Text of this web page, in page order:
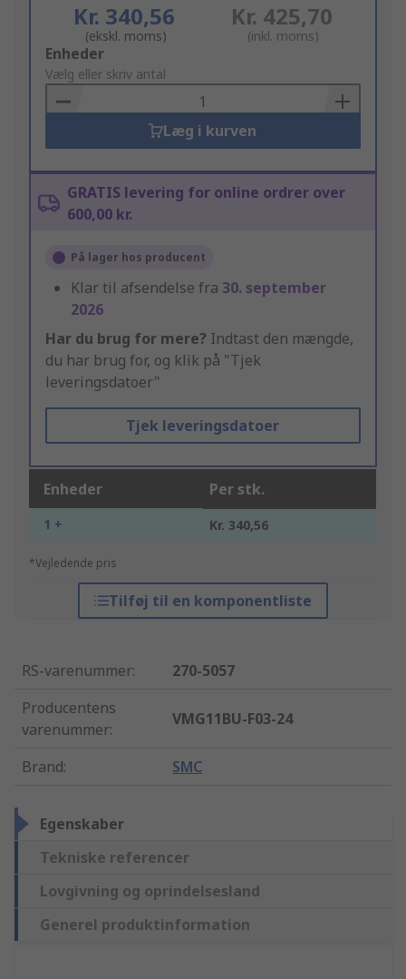
Kr. 340,56
(ekskl. moms)
Kr. 425,70
(inkl. moms)
Add
to
Basket
Enheder
Vælg eller skriv antal
Læg i kurven
GRATIS levering for online ordrer over
600,00 kr.
På lager hos producent
Klar til afsendelse fra 30. september
2026
Har du brug for mere? Indtast den mængde,
du har brug for, og klik på "Tjek
leveringsdatoer"
Tjek leveringsdatoer
Enheder Per stk.
1 + Kr. 340,56
*Vejledende pris
Tilføj til en komponentliste
RS-varenummer:
270-5057
Producentens
varenummer:
VMG11BU-F03-24
Brand: SMC
Egenskaber
Tekniske referencer
Lovgivning og oprindelsesland
Generel produktinformation